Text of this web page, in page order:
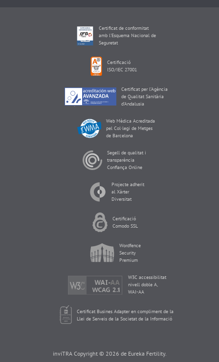
Certificat de conformitat
amb l'Esquema Nacional de
Seguretat
Certificació
ISO/IEC 27001
Certificat per l’Agència
de Qualitat Sanitària
d’Andalusia
Web Mèdica Acreditada
pel Col·legi de Metges
de Barcelona
Segell de qualitat i
transparència
Confiança Online
Projecte adherit
al Xàrter
Diversitat
Certificació
Comodo SSL
Wordfence
Security
Premium
W3C accessibilitat
nivell doble A,
WAI-AA
Certificat Busines Adapter en compliment de la
Llei de Serveis de la Societat de la Informació
inviTRA Copyright © 2026 de Eureka Fertility.